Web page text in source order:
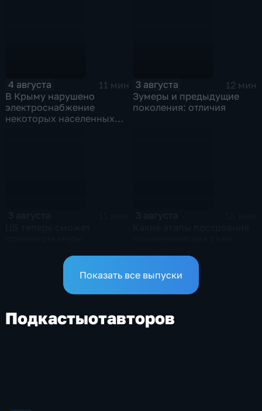
4 августа
11 мин
В Крыму нарушено
электроснабжение
некоторых населенных
3 августа
12 мин
Зумеры и предыдущие
поколения: отличия
операторам сервисов
рассрочки в случае
выявления нарушений
Показать все выпуски
Подкастыотавторов